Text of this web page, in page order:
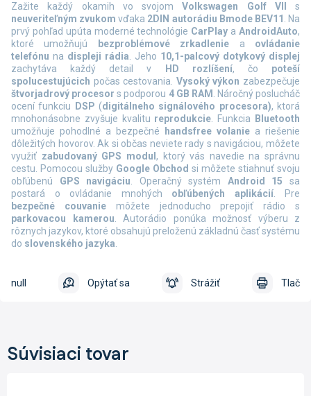
Zažite každý okamih vo svojomVolkswagen Golf VII
s
neuveriteľným zvukom vďaka 2DIN autorádiu Bmode BEV11 . Na
prvý pohľad upúta moderné technológie CarPlay aAndroidAuto,
ktoré umožňujú
bezproblémové zrkadlenie a ovládanie
telefónu na displeji rádia. Jeho 10,1-palcový dotykový displej
zachytáva každý detail v
HD rozlíšení, čo poteší
spolucestujúcich počas cestovania. Vysoký výkon zabezpečuje
štvorjadrový procesor s podporou 4 GB RAM . Náročný poslucháč
ocení funkciu
DSP (digitálneho signálového procesora), ktorá
mnohonásobne zvyšuje kvalitu reprodukcie. Funkcia
Bluetooth
umožňuje pohodlné a bezpečné
handsfree volanie a riešenie
dôležitých hovorov. Ak si občas neviete rady s navigáciou, môžete
využiť zabudovaný GPS modul , ktorý vás navedie na správnu
cestu. Pomocou služby Google Obchod si môžete stiahnuť svoju
obľúbenú GPS navigáciu. Operačný systém Android 15 sa
postará o ovládanie mnohých obľúbených aplikácií. Pre
bezpečné couvaniemôžete jednoducho prepojiť rádio s
parkovacou kamerou. Autorádio ponúka možnosť výberu z
rôznych jazykov, ktoré obsahujú preloženú základnú časť systému
do slovenského jazyka.
Tlač
Opýtať sa Strážiť
null
Súvisiaci tovar